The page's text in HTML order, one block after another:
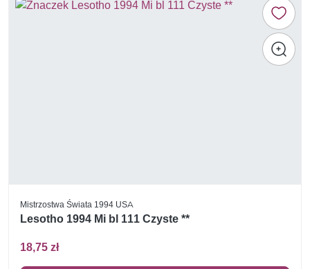
Mistrzostwa Świata 1994 USA
Lesotho 1994 Mi bl 111 Czyste **
18,75 zł